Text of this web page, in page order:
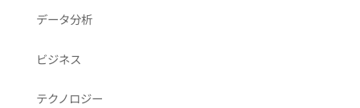
データ分析
ビジネス
テクノロジー